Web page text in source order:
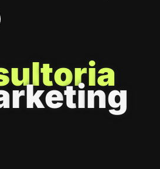
ultoria
rketing